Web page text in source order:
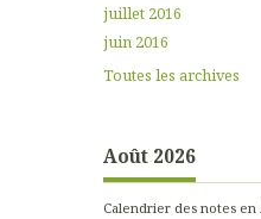
juillet 2016
juin 2016
Toutes les archives
Août 2026
Calendrier des notes en